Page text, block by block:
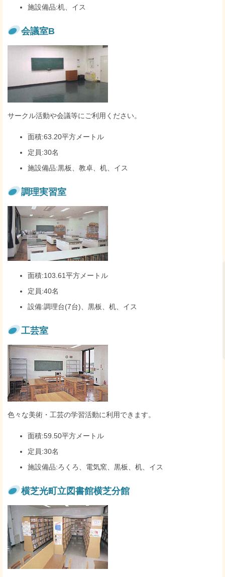
施設備品:机、イス
会議室B
サークル活動や会議等にご利用ください。
面積:63.20平方メートル
定員:30名
施設備品:黒板、教卓、机、イス
調理実習室
面積:103.61平方メートル
定員:40名
設備:調理台(7台)、黒板、机、イス
工芸室
色々な美術・工芸の学習活動に利用できます。
面積:59.50平方メートル
定員:30名
施設備品:ろくろ、電気窯、黒板、机、イス
横芝光町立図書館横芝分館